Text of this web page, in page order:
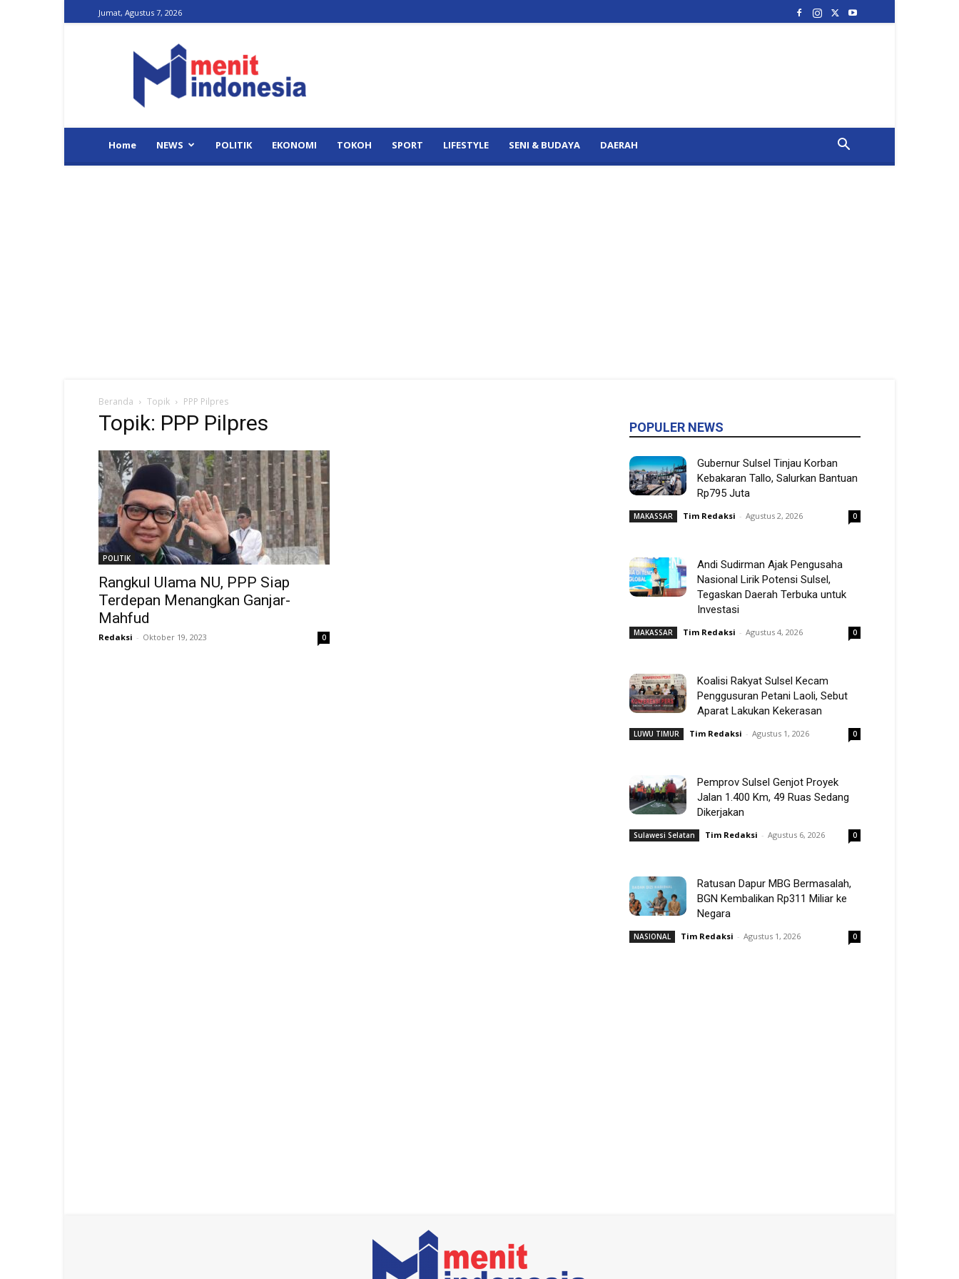
Jumat, Agustus 7, 2026
Indonesia
Home NEWS POLITIK EKONOMI TOKOH SPORT LIFESTYLE SENI & BUDAYA DAERAH
Beranda Topik PPP Pilpres
Topik: PPP Pilpres
POLITIK
Rangkul Ulama NU, PPP Siap
Terdepan Menangkan Ganjar-
Mahfud
Redaksi - Oktober 19, 2023 0
POPULER NEWS
Gubernur Sulsel Tinjau Korban
Kebakaran Tallo, Salurkan Bantuan
Rp795 Juta
MAKASSAR Tim Redaksi - Agustus 2, 2026 0
Andi Sudirman Ajak Pengusaha
Nasional Lirik Potensi Sulsel,
Tegaskan Daerah Terbuka untuk
Investasi
MAKASSAR Tim Redaksi - Agustus 4, 2026 0
Koalisi Rakyat Sulsel Kecam
Penggusuran Petani Laoli, Sebut
Aparat Lakukan Kekerasan
LUWU TIMUR Tim Redaksi - Agustus 1, 2026 0
Pemprov Sulsel Genjot Proyek
Jalan 1.400 Km, 49 Ruas Sedang
Dikerjakan
Sulawesi Selatan Tim Redaksi - Agustus 6, 2026 0
Ratusan Dapur MBG Bermasalah,
BGN Kembalikan Rp311 Miliar ke
Negara
NASIONAL Tim Redaksi - Agustus 1, 2026 0